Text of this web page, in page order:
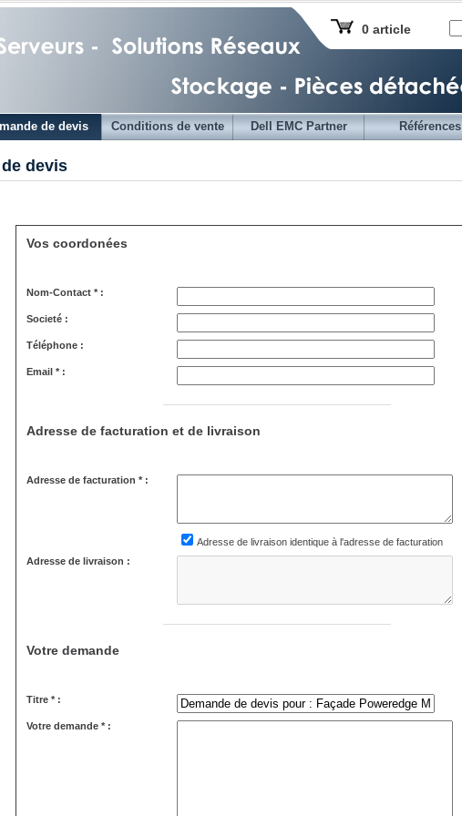
0 article
de devis Conditions de vente Dell EMC Partner Références
devis
Vos coordonées
Nom-Contact * :
Societé :
Téléphone :
Email * :
Adresse de facturation et de livraison
Adresse de facturation * :
Adresse de livraison identique à l'adresse de facturation
Adresse de livraison :
Votre demande
Titre * :
Votre demande * :